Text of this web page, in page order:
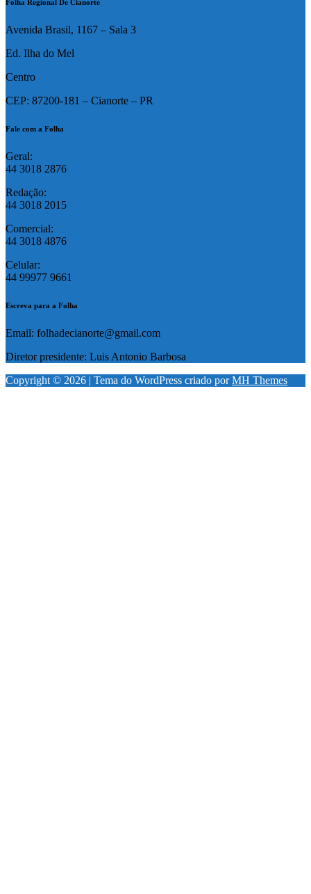
Folha Regional De Cianorte
Avenida Brasil, 1167 – Sala 3
Ed. Ilha do Mel
Centro
CEP: 87200-181 – Cianorte – PR
Fale com a Folha
Geral:
44 3018 2876
Redação:
44 3018 2015
Comercial:
44 3018 4876
Celular:
44 99977 9661
Escreva para a Folha
Email: folhadecianorte@gmail.com
Diretor presidente: Luis Antonio Barbosa
Copyright © 2026 | Tema do WordPress criado porMH Themes